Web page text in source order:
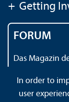
+ Getting
FORUM
Das Magazin
In order to
user